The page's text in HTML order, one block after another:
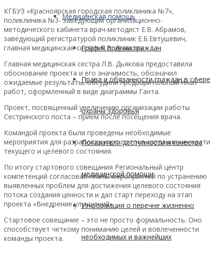
Медицинская помощь
График приема граждан
Права и обязанности граждан в сфере
охраны здоровья
Показатели доступности и качества
медицинской помощи
Информация о перечне жизненно
необходимых и важнейших
КГБУЗ «Красноярская городская поликлиника №7»,
поликлиника №3- заведующий организационно-
методического кабинета врач-методист Е.В. Абрамов,
заведующий регистратурой поликлиник Е.Б.Евтушевич,
главная медицинская сестра Л.В. Дьякова.
Главная медицинская сестра Л.В. Дьякова предоставила
обоснование проекта и его значимость, обозначил
ожидаемые результаты, обсудили предварительный план
работ, оформленный в виде диаграммы Ганта.
Проект, посвященный увеличению организации работы
Сестринского поста – прием после посещения врача.
Командой проекта были проведены необходимые
мероприятия для разработки карт потока создания ценности
текущего и целевого состояния.
По итогу стартового совещания Региональный центр
компетенций согласовал планы мероприятий по устранению
выявленных проблем для достижения целевого состояния
потока создания ценности и дал старт переходу на этап
проекта «Внедрение улучшений».
Стартовое совещание – это не просто формальность. Оно
способствует четкому пониманию целей и вовлеченности
команды проекта.